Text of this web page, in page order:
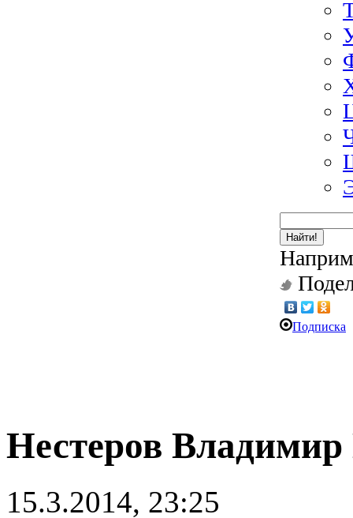
Найти!
Подписка
Нестеров
15.3.2014, 23:25